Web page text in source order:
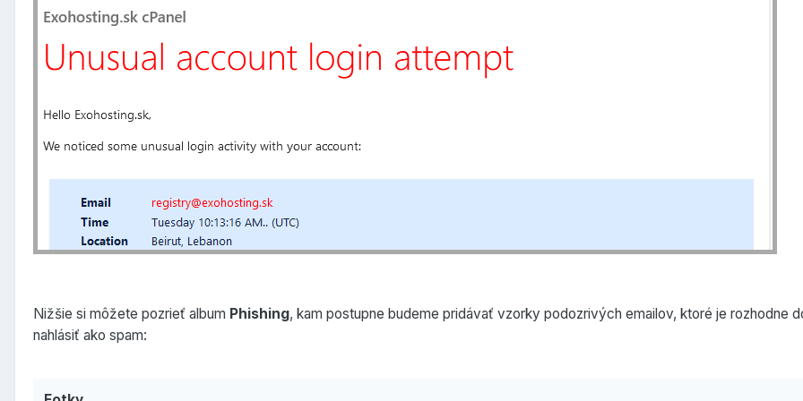
Nižšie si môžete pozrieť album Phishing, kam postupne budeme pridávať vzorky podozrivých emailov, ktoré je rozhodne
nahlásiť ako spam: